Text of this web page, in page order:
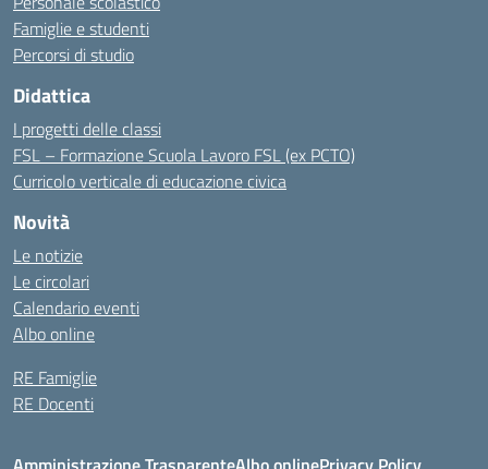
Famiglie e studenti
Percorsi di studio
Didattica
I progetti delle classi
FSL – Formazione Scuola Lavoro FSL (ex PCTO)
Curricolo verticale di educazione civica
Novità
Le notizie
Le circolari
Calendario eventi
Albo online
RE Famiglie
RE Docenti